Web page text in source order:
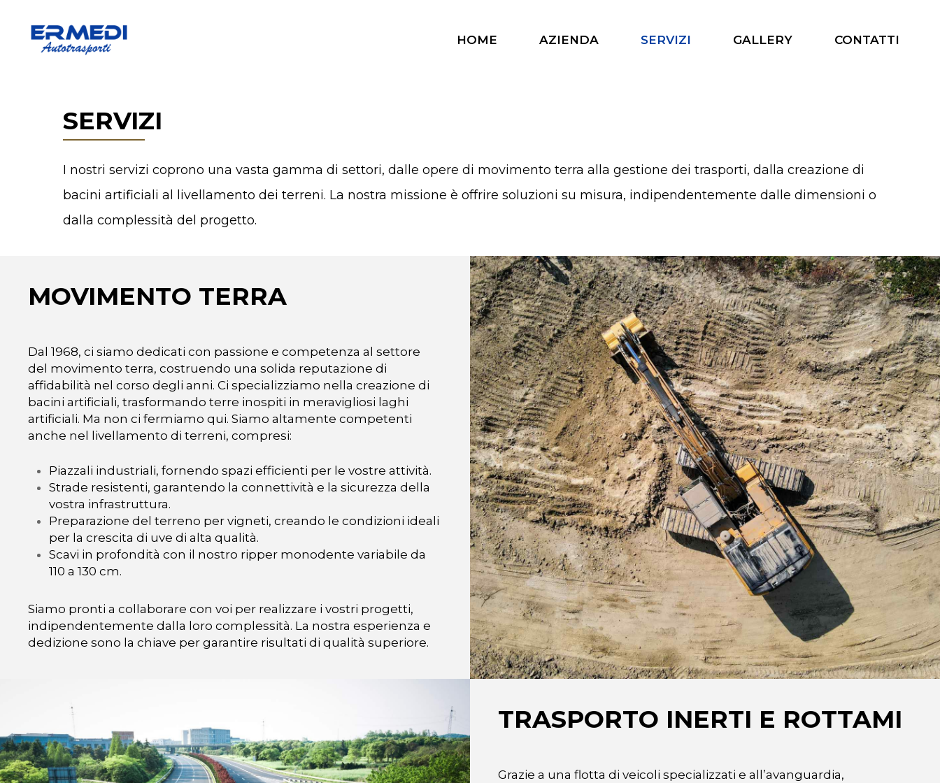
HOME AZIENDA SERVIZI GALLERY CONTATTI
SERVIZI
I nostri servizi coprono una vasta gamma di settori, dalle opere di movimento terra alla gestione dei trasporti, dalla creazione di
bacini artificiali al livellamento dei terreni. La nostra missione è offrire soluzioni su misura, indipendentemente dalle dimensioni o
dalla complessità del progetto.
MOVIMENTO TERRA
Dal 1968, ci siamo dedicati con passione e competenza al settore
del movimento terra, costruendo una solida reputazione di
affidabilità nel corso degli anni.Ci specializziamo nella creazione di
bacini artificiali, trasformando terre inospiti in meravigliosi laghi
artificiali. Ma non ci fermiamo qui. Siamo altamente competenti
anche nel livellamento di terreni, compresi:
Piazzali industriali, fornendo spazi efficienti per le vostre attività.
Strade resistenti, garantendo la connettività e la sicurezza della
vostra infrastruttura.
Preparazione del terreno per vigneti, creando le condizioni ideali
per la crescita di uve di alta qualità.
Scavi in profondità con il nostro ripper monodente variabile da
110 a 130 cm.
Siamo pronti a collaborare con voi per realizzare i vostri progetti,
indipendentemente dalla loro complessità. La nostra esperienza e
dedizione sono la chiave per garantire risultati di qualità superiore.
TRASPORTO INERTI E ROTTAMI
Grazie a una flotta di veicoli specializzati e all’avanguardia,